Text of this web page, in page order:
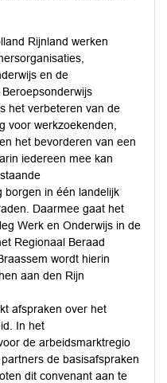
Rijnland werken
en de
het verbeteren van de
voor werkzoekenden,
het bevorderen van een
iedereen mee kan
borgen in één landelijk
Daarmee gaat het
Werk en Onderwijs in de
Regionaal Beraad
wordt hierin
aan den Rijn
afspraken over het
In het
de arbeidsmarktregio
de basisafspraken
dit convenant aan te